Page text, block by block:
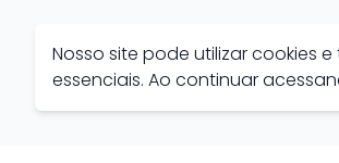
Nosso site pode utilizar cookies
essenciais. Ao continuar